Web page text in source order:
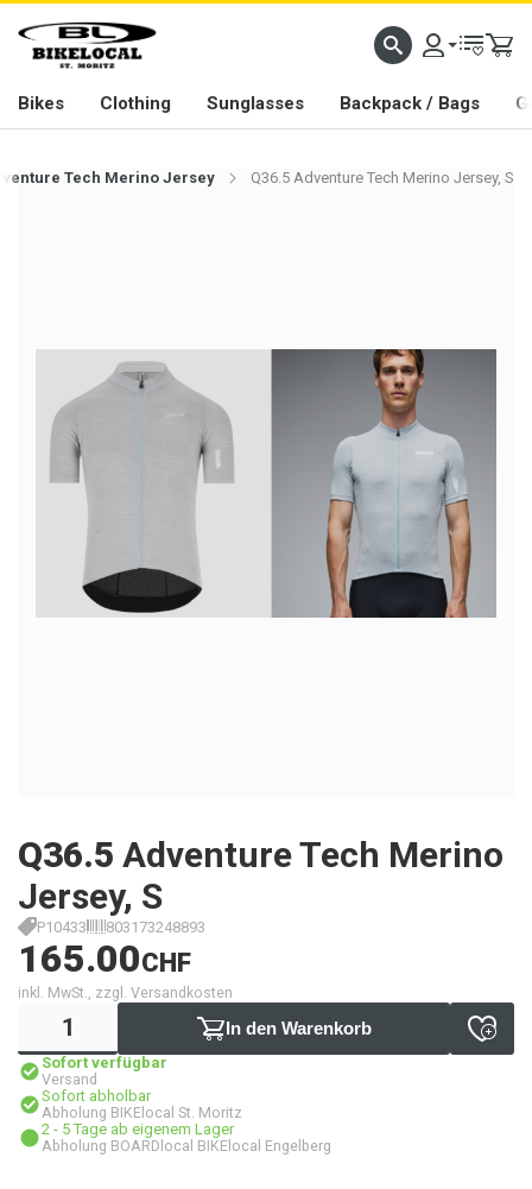
PASSION IN ALL WE DO
Bikes Clothing Sunglasses Backpack / Bags
Tech Merino Jersey Q36.5 Adventure Tech Merino Jersey, S
Q36.5 Adventure Tech Merino
Jersey, S
P10433 803173248893
165.00CHF
inkl. MwSt., zzgl. Versandkosten
In den Warenkorb
Sofort verfügbar
Versand
Sofort abholbar
Abholung BIKElocal St. Moritz
2 - 5 Tage ab eigenem Lager
Abholung BOARDlocal BIKElocal Engelberg